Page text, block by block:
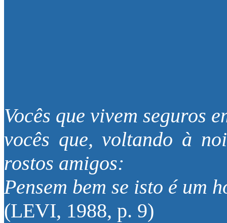
Vocês que vivem seguros
vocês que, voltando à
rostos amigos:
Pensem bem se isto é um
(LEVI, 1988, p. 9)